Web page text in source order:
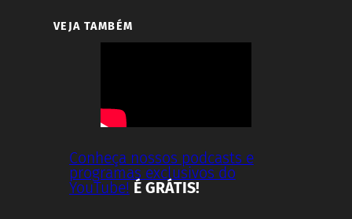
VEJA TAMBÉM
Conheça nossos podcasts e
programas exclusivos do
YouTube! É GRÁTIS!